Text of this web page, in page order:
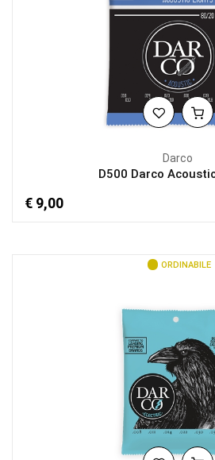
Darco
D500 Darco
€ 9,00
ORDINABILE